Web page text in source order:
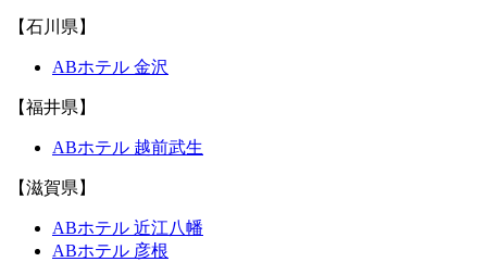
【石川県】
ABホテル 金沢
【福井県】
ABホテル 越前武生
【滋賀県】
ABホテル 近江八幡
ABホテル 彦根